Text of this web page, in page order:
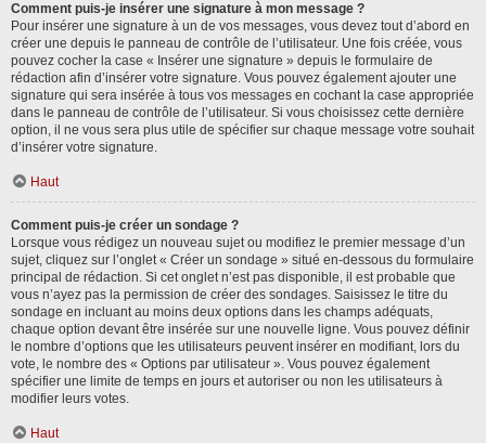
Comment puis-je insérer une signature à mon message ?
Pour insérer une signature à un de vos messages, vous devez tout d’abord en
créer une depuis le panneau de contrôle de l’utilisateur. Une fois créée, vous
pouvez cocher la case « Insérer une signature » depuis le formulaire de
rédaction afin d’insérer votre signature. Vous pouvez également ajouter une
signature qui sera insérée à tous vos messages en cochant la case appropriée
dans le panneau de contrôle de l’utilisateur. Si vous choisissez cette dernière
option, il ne vous sera plus utile de spécifier sur chaque message votre souhait
d’insérer votre signature.
Haut
Comment puis-je créer un sondage ?
Lorsque vous rédigez un nouveau sujet ou modifiez le premier message d’un
sujet, cliquez sur l’onglet « Créer un sondage » situé en-dessous du formulaire
principal de rédaction. Si cet onglet n’est pas disponible, il est probable que
vous n’ayez pas la permission de créer des sondages. Saisissez le titre du
sondage en incluant au moins deux options dans les champs adéquats,
chaque option devant être insérée sur une nouvelle ligne. Vous pouvez définir
le nombre d’options que les utilisateurs peuvent insérer en modifiant, lors du
vote, le nombre des « Options par utilisateur ». Vous pouvez également
spécifier une limite de temps en jours et autoriser ou non les utilisateurs à
modifier leurs votes.
Haut